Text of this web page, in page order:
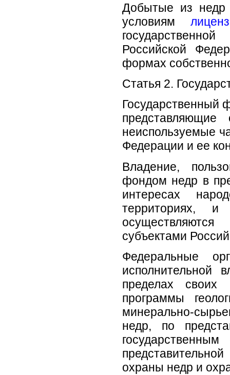
Добытые из недр
условиям
Российской
формах
Статья 2.
Государственный
неиспользуемые
Федерации и ее
Владение,
фондом недр в
интересах
территориях,
субъектами
Федеральные
исполнительной
пределах своих
программы
минерально-
недр, по
охраны недр и